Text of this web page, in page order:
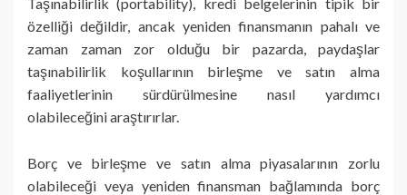
özelliği değildir, ancak yeniden finansmanın pahalı ve
zaman zaman zor olduğu bir pazarda, paydaşlar
taşınabilirlik koşullarının birleşme ve satın alma
faaliyetlerinin sürdürülmesine nasıl yardımcı
olabileceğini araştırırlar.
Borç ve birleşme ve satın alma piyasalarının zorlu
olabileceği veya yeniden finansman bağlamında borç